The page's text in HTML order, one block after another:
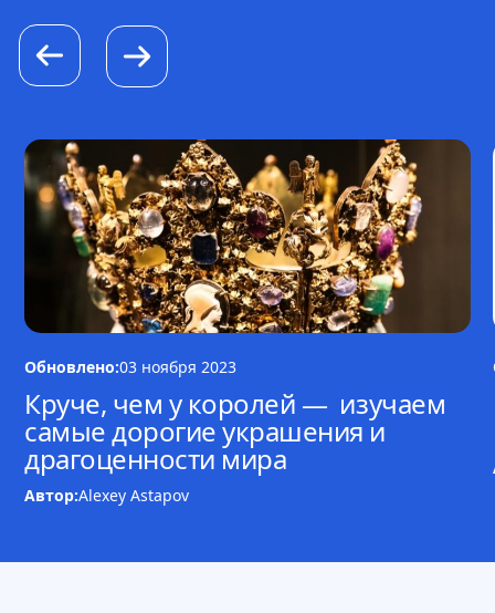
Обновлено:03 ноября 2023
Круче, чем у королей — изучаем
самые дорогие украшения и
драгоценности мира
Автор:Alexey Astapov